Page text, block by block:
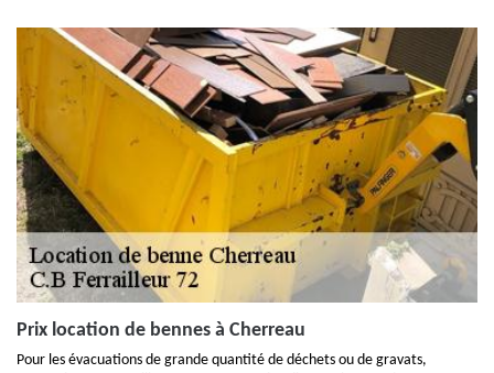
Prix location de bennes à Cherreau
Pour les évacuations de grande quantité de déchets ou de gravats,